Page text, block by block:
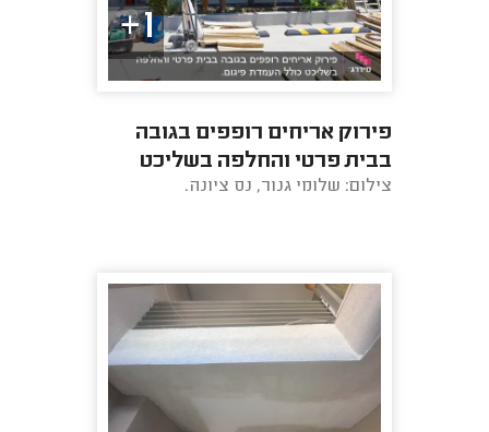
1+
פירוק אריחים רופפים בגובה
בבית פרטי והחלפה בשליכט
כולל העמדת פיגום.
צילום: שלומי גנור, נס ציונה.